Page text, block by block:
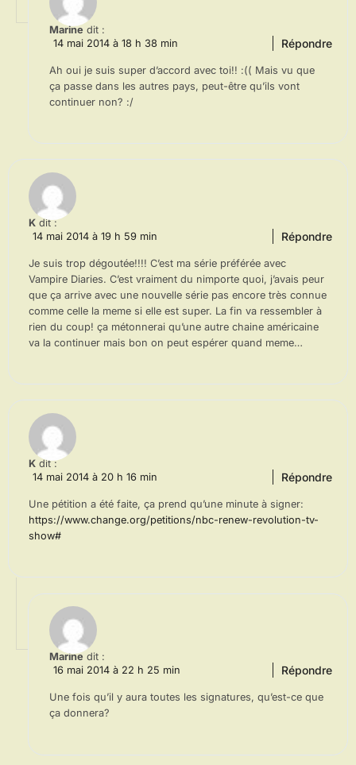
Marine dit :
14 mai 2014 à 18 h 38 min
Ah oui je suis super d’accord avec toi!! :(( Mais vu que
ça passe dans les autres pays, peut-être qu’ils vont
continuer non? :/
Répondre
K dit :
14 mai 2014 à 19 h 59 min
Je suis trop dégoutée!!!! C’est ma série préférée avec
Vampire Diaries. C’est vraiment du nimporte quoi, j’avais peur
que ça arrive avec une nouvelle série pas encore très connue
comme celle la meme si elle est super. La fin va ressembler à
rien du coup! ça métonnerai qu’une autre chaine américaine
va la continuer mais bon on peut espérer quand meme…
Répondre
K dit :
14 mai 2014 à 20 h 16 min
Une pétition a été faite, ça prend qu’une minute à signer:
https://www.change.org/petitions/nbc-renew-revolution-tv-
show#
Répondre
Marine dit :
16 mai 2014 à 22 h 25 min
Une fois qu’il y aura toutes les signatures, qu’est-ce que
ça donnera?
Répondre